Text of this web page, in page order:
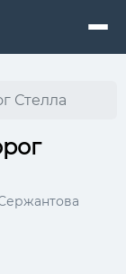
Стелла